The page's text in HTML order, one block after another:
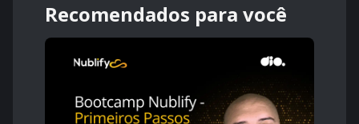
Recomendados para você